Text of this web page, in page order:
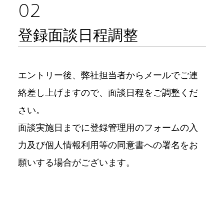
02
登録面談日程調整
エントリー後、弊社担当者からメールでご連
絡差し上げますので、面談日程をご調整くだ
さい。
面談実施日までに登録管理用のフォームの入
力及び個人情報利用等の同意書への署名をお
願いする場合がございます。